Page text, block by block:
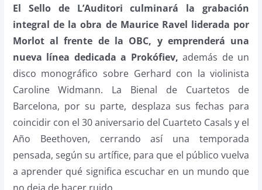
El Sello de L’Auditori culminará la grabación
integral de la obra de Maurice Ravel liderada por
Morlot al frente de la OBC, y emprenderá una
nueva línea dedicada a Prokófiev, además de un
disco monográfico sobre Gerhard con la violinista
Caroline Widmann. La Bienal de Cuartetos de
Barcelona, por su parte, desplaza sus fechas para
coincidir con el 30 aniversario del Cuarteto Casals y el
Año Beethoven, cerrando así una temporada
pensada, según su artífice, para que el público vuelva
a aprender qué significa escuchar en un mundo que